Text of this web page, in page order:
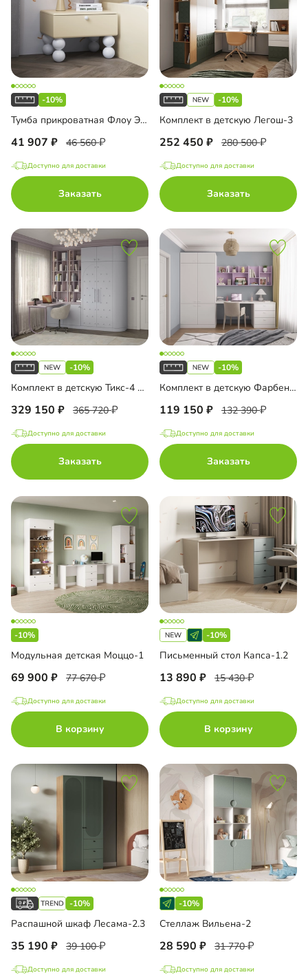
-10%
Тумба прикроватная Флоу Эмаль
41 907 46 560
Доступно для доставки
Заказать
-10%
Комплект в детскую Легош-3
252 450 280 500
Доступно для доставки
Заказать
-10%
Комплект в детскую Тикс-4 Эмаль
329 150 365 720
Доступно для доставки
Заказать
-10%
Комплект в детскую Фарбен-1
119 150 132 390
Доступно для доставки
Заказать
-10%
Модульная детская Моццо-1
69 900 77 670
Доступно для доставки
В корзину
-10%
Письменный стол Капса-1.2
13 890 15 430
Доступно для доставки
В корзину
-10%
Распашной шкаф Лесама-2.3
35 190 39 100
Доступно для доставки
-10%
Стеллаж Вильена-2
28 590 31 770
Доступно для доставки